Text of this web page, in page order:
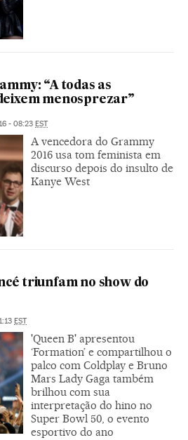
“A todas as
menosprezar”
- 08:23 EST
A vencedora do Grammy
2016 usa tom feminista em
discurso depois do insulto de
Kanye West
triunfam no show do
EST
'Queen B' apresentou
‘Formation’ e compartilhou o
palco com Coldplay e Bruno
Mars Lady Gaga também
brilhou com sua
interpretação do hino no
Super Bowl 50, o evento
esportivo do ano